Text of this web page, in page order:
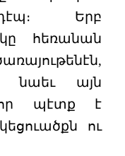
Երբ
հեռանան
նաեւ այն
որ պէտք է
ու